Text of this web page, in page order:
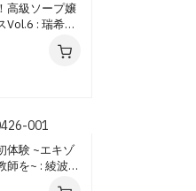
高級ソープ嬢
Vol.6 : 瑞希ゆ
体験 ~エキゾ
師を~ : 綾波リ